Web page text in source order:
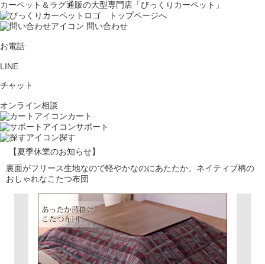
カーペット＆ラグ通販の大型専門店「びっくりカーペット」
問い合わせ
お電話
LINE
チャット
オンライン相談
カート
サポート
探す
【夏季休業のお知らせ】
裏面がフリース生地なので軽やかなのにあたたか。ネイティブ柄の
おしゃれなこたつ布団